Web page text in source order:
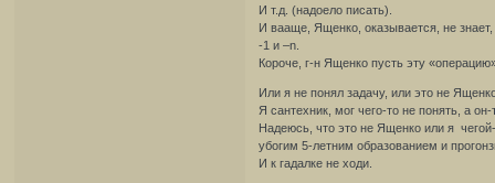
И т.д. (надоело писать).
И вааще, Ященко, оказывается, не
-1 и –n.
Короче, г-н Ященко пусть эту
Или я не понял задачу, или это не
Я сантехник, мог чего-то не понять, а
Надеюсь, что это не Ященко или я
убогим 5-летним образованием и
И к гадалке не ходи.